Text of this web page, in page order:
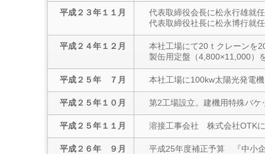
平成２３年１１月
代表取締役会長に松永行雄就
代表取締役社長に松永博行就
平成２４年１２月
本社工場にて20ｔクレーンを
製缶用定盤（4,800×11,000）
平成２５年 ７月 本社工場に100kw太陽光発電
平成２５年１０月 第2工場設立。建機用特殊バケ
平成２５年１１月 溶接工事会社 株式会社OTK
平成２６年 ９月
平成25年度補正予算 『中小